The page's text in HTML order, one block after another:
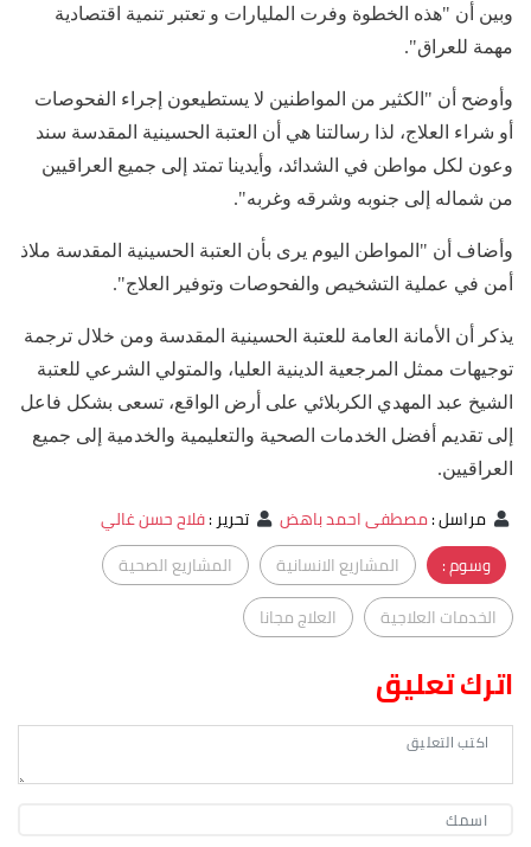
وبين أن "هذه الخطوة وفرت المليارات و تعتبر تنمية اقتصادية
مهمة للعراق".
وأوضح أن "الكثير من المواطنين لا يستطيعون إجراء الفحوصات
أو شراء العلاج، لذا رسالتنا هي أن العتبة الحسينية المقدسة سند
وعون لكل مواطن في الشدائد، وأيدينا تمتد إلى جميع العراقيين
من شماله إلى جنوبه وشرقه وغربه".
وأضاف أن "المواطن اليوم يرى بأن العتبة الحسينية المقدسة ملاذ
أمن في عملية التشخيص والفحوصات وتوفير العلاج".
يذكر أن الأمانة العامة للعتبة الحسينية المقدسة ومن خلال ترجمة
توجيهات ممثل المرجعية الدينية العليا، والمتولي الشرعي للعتبة
الشيخ عبد المهدي الكربلائي على أرض الواقع، تسعى بشكل فاعل
إلى تقديم أفضل الخدمات الصحية والتعليمية والخدمية إلى جميع
العراقيين.
مراسل:مصطفى احمد باهض تحرير:فلاح حسن غالي
وسوم :
المشاريع الانسانية
المشاريع الصحية
الخدمات العلاجية
العلاج مجانا
اترك تعليق